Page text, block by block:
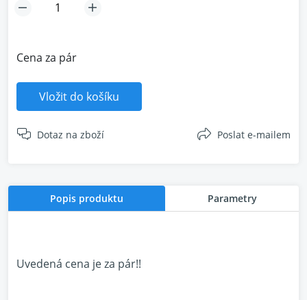
Cena za pár
Vložit do košíku
Dotaz na zboží Poslat e-mailem
Popis produktu Parametry
Uvedená cena je za pár!!